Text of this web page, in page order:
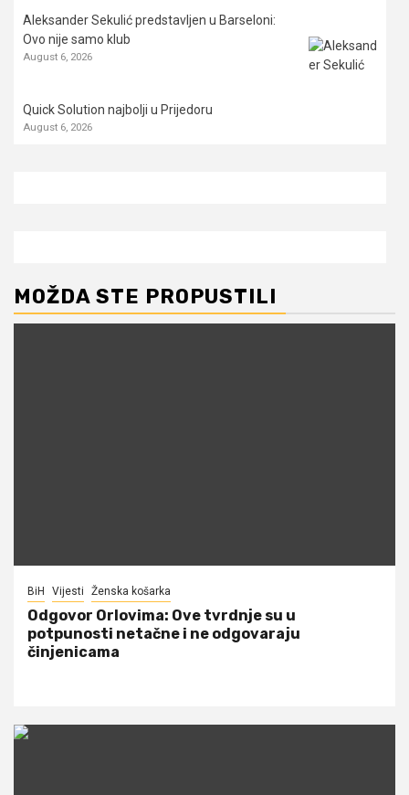
Aleksander Sekulić predstavljen u Barseloni:
Ovo nije samo klub
August 6, 2026
Quick Solution najbolji u Prijedoru
August 6, 2026
MOŽDA STE PROPUSTILI
BiH Vijesti Ženska košarka
Odgovor Orlovima: ​Ove tvrdnje su u
potpunosti netačne i ne odgovaraju
činjenicama